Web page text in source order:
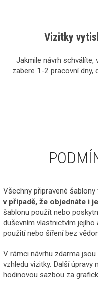
Vizitky
Jakmile návrh schválíte,
zabere 1-2 pracovní dny,
Všechny připravené
v případě, že objednáte i
šablonu použít nebo
duševním vlastnictvím jejího
použití nebo šíření bez
V rámci návrhu zdarma
vzhledu vizitky. Další úpravy
hodinovou sazbou za